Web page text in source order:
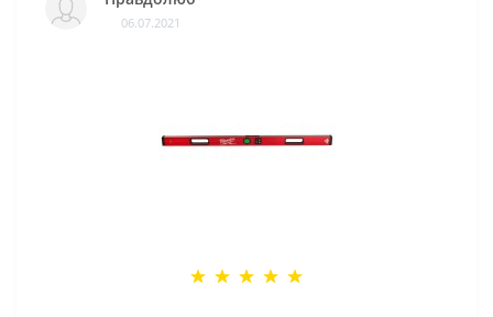
06.07.2021